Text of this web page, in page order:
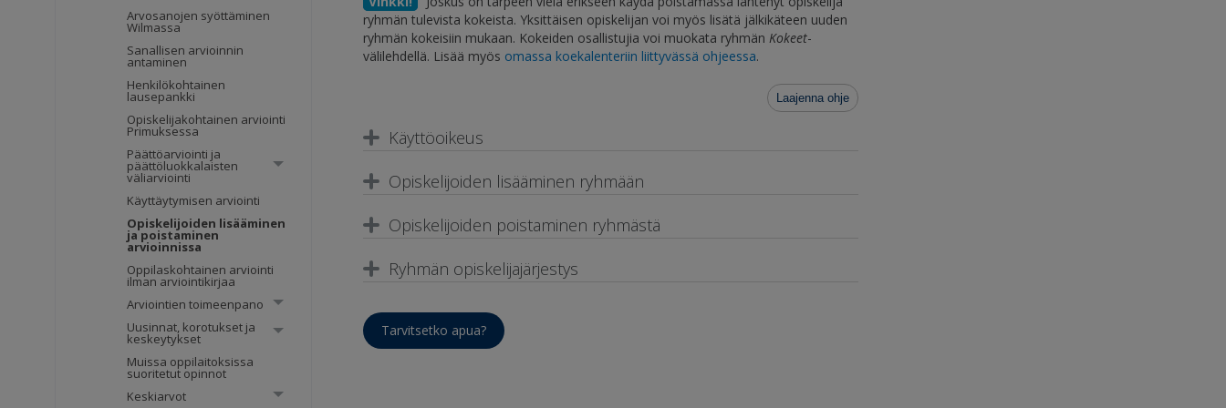
Arvosanojen syöttäminen
Wilmassa
Sanallisen arvioinnin
antaminen
Henkilökohtainen
lausepankki
Opiskelijakohtainen arviointi
Primuksessa
Päättöarviointi ja
päättöluokkalaisten
väliarviointi
Käyttäytymisen arviointi
Opiskelijoiden lisääminen
ja poistaminen
arvioinnissa
Oppilaskohtainen arviointi
ilman arviointikirjaa
Arviointien toimeenpano
Uusinnat, korotukset ja
keskeytykset
Muissa oppilaitoksissa
suoritetut opinnot
Keskiarvot
ryhmän tulevista kokeista. Yksittäisen opiskelijan voi myös lisätä jälkikäteen uuden
ryhmän kokeisiin mukaan. Kokeiden osallistujia voi muokata ryhmän Kokeet-
välilehdellä. Lisää myös omassa koekalenteriin liittyvässä ohjeessa.
Laajenna ohje
Käyttöoikeus
Opiskelijoiden lisääminen ryhmään
Opiskelijoiden poistaminen ryhmästä
Ryhmän opiskelijajärjestys
Tarvitsetko apua?